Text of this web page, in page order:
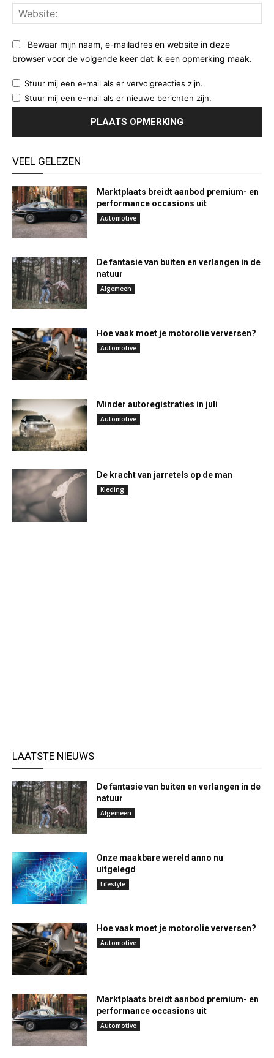
Bewaar mijn naam, e-mailadres en website in deze
browser voor de volgende keer dat ik een opmerking maak.
Stuur mij een e-mail als er vervolgreacties zijn.
Stuur mij een e-mail als er nieuwe berichten zijn.
VEEL GELEZEN
Marktplaats breidt aanbod premium- en
performance occasions uit
Automotive
De fantasie van buiten en verlangen in de
natuur
Algemeen
Hoe vaak moet je motorolie verversen?
Automotive
Minder autoregistraties in juli
Automotive
De kracht van jarretels op de man
Kleding
LAATSTE NIEUWS
De fantasie van buiten en verlangen in de
natuur
Algemeen
Onze maakbare wereld anno nu
uitgelegd
Lifestyle
Hoe vaak moet je motorolie verversen?
Automotive
Marktplaats breidt aanbod premium- en
performance occasions uit
Automotive